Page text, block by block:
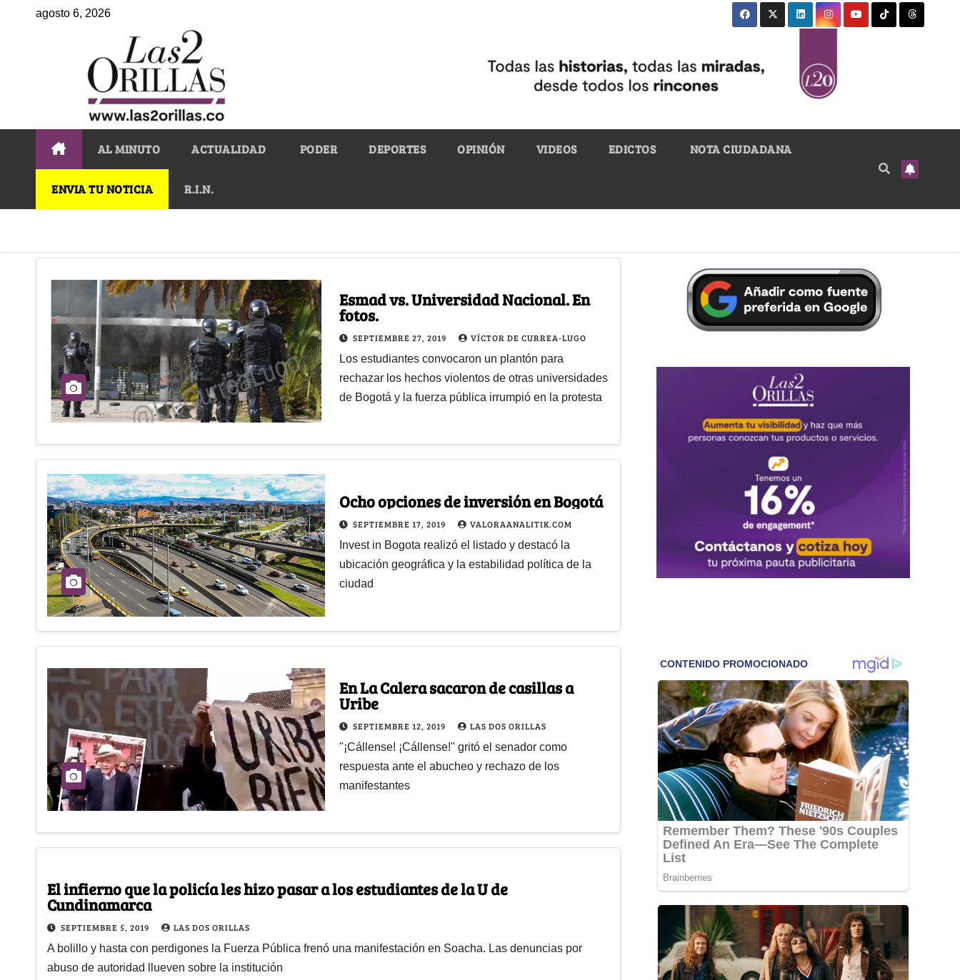
agosto 6, 2026
AL MINUTO ACTUALIDAD PODER DEPORTES OPINIÓN VIDEOS EDICTOS NOTA CIUDADANA
ENVIA TU NOTICIA R.I.N.
Esmad vs. Universidad Nacional. En
fotos.
SEPTIEMBRE 27, 2019 VÍCTOR DE CURREA-LUGO
Los estudiantes convocaron un plantón para
rechazar los hechos violentos de otras universidades
de Bogotá y la fuerza pública irrumpió en la protesta
Ocho opciones de inversión en Bogotá
SEPTIEMBRE 17, 2019 VALORAANALITIK.COM
Invest in Bogota realizó el listado y destacó la
ubicación geográfica y la estabilidad política de la
ciudad
En La Calera sacaron de casillas a
Uribe
SEPTIEMBRE 12, 2019 LAS DOS ORILLAS
"¡Cállense! ¡Cállense!" gritó el senador como
respuesta ante el abucheo y rechazo de los
manifestantes
El infierno que la policía les hizo pasar a los estudiantes de la U de
Cundinamarca
SEPTIEMBRE 5, 2019 LAS DOS ORILLAS
A bolillo y hasta con perdigones la Fuerza Pública frenó una manifestación en Soacha. Las denuncias por
abuso de autoridad llueven sobre la institución